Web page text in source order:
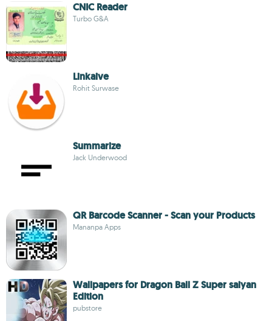
CNIC Reader
Turbo G&A
Linkaive
Rohit Surwase
Summarize
Jack Underwood
QR Barcode Scanner - Scan your Products
Mananpa Apps
Wallpapers for Dragon Ball Z Super saiyan
Edition
pubstore